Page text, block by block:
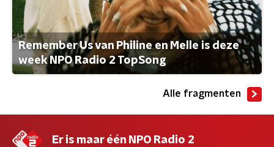
Remember Us van Philine en Melle is deze
week NPO Radio 2 TopSong
Alle fragmenten
Er is maar één NPO Radio 2